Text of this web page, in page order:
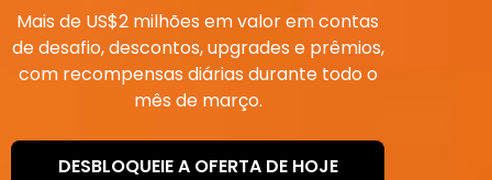
Mais de US$2 milhões em valor em contas
de desafio, descontos, upgrades e prêmios,
com recompensas diárias durante todo o
mês de março.
DESBLOQUEIE A OFERTA DE HOJE